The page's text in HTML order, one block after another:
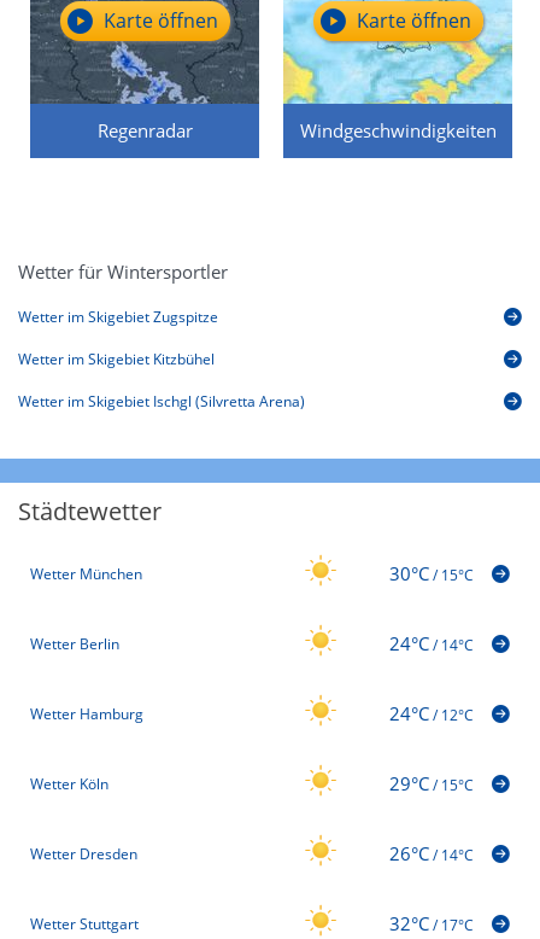
Regenradar
Karte öffnen
Windgeschwindigkeiten
Karte öffnen
Wetter für Wintersportler
Wetter im Skigebiet Zugspitze
Wetter im Skigebiet Kitzbühel
Wetter im Skigebiet Ischgl (Silvretta Arena)
Städtewetter
Wetter München 30°C/15°C
Wetter Berlin 24°C/14°C
Wetter Hamburg 24°C/12°C
Wetter Köln 29°C/15°C
Wetter Dresden 26°C/14°C
Wetter Stuttgart 32°C/17°C